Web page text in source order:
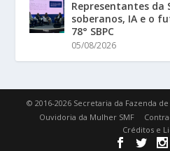
Representantes da
soberanos, IA e o
78° SBPC
05/08/2026
© 2016-2026 Secretaria da Fazenda
Ouvidoria da Mulher SMF
Créditos e